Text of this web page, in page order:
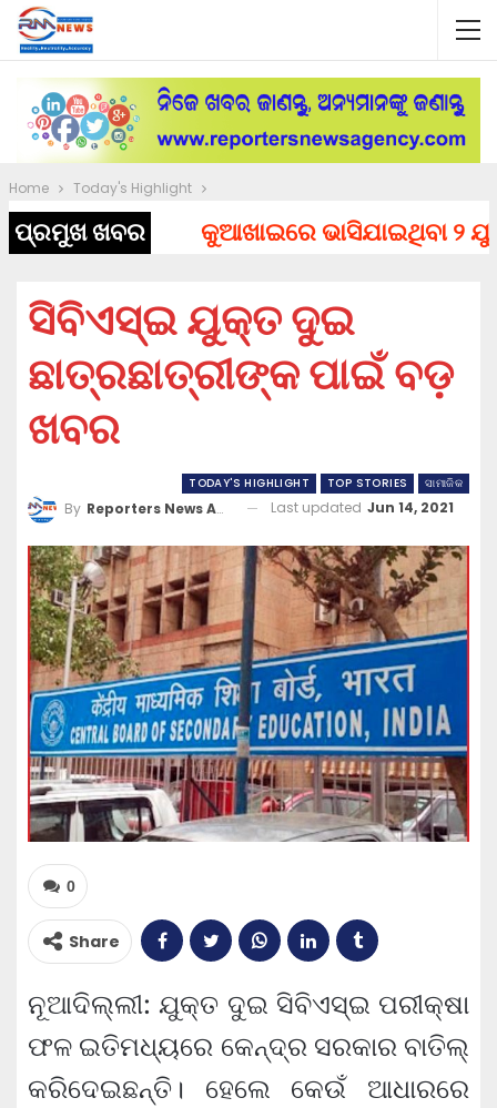
Home Today's Highlight
ପ୍ରମୁଖ ଖବର କୁଆଖାଇରେ ଭାସିଯାଇଥିବା ୨
ସିବିଏସ୍‌ଇ ଯୁକ୍ତ ଦୁଇ
ଛାତ୍ରଛାତ୍ରୀଙ୍କ ପାଇଁ ବଡ଼
ଖବର
TODAY'S HIGHLIGHT TOP STORIES ସାମାଜିକ
By Reporters News Agency Last updated Jun 14, 2021
0
Share
ନୂଆଦିଲ୍ଲୀ: ଯୁକ୍ତ ଦୁଇ ସିବିଏସ୍‌ଇ ପରୀକ୍ଷା
ଫଳ ଇତିମଧ୍ୟରେ କେନ୍ଦ୍ର ସରକାର ବାତିଲ୍
କରିଦେଇଛନ୍ତି। ହେଲେ କେଉଁ ଆଧାରରେ